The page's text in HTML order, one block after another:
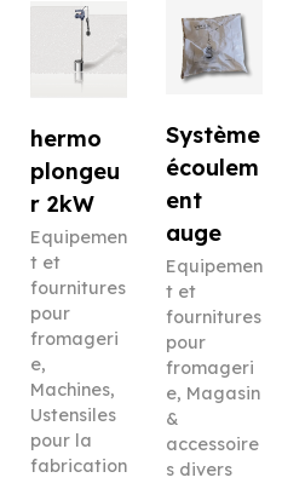
hermo
plongeu
r 2kW
Equipemen
t et
fournitures
pour
fromageri
e,
Machines,
Ustensiles
pour la
fabrication
Système
écoulem
ent
auge
Equipemen
t et
fournitures
pour
fromageri
e, Magasin
&
accessoire
s divers